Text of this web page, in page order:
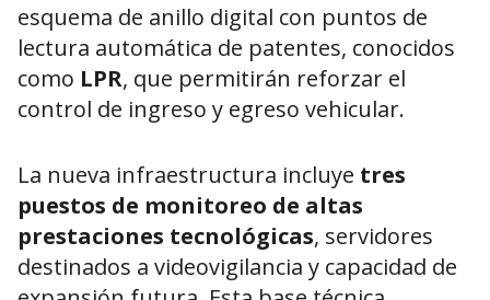
esquema de anillo digital con puntos de
lectura automática de patentes, conocidos
como LPR, que permitirán reforzar el
control de ingreso y egreso vehicular.
La nueva infraestructura incluye tres
puestos de monitoreo de altas
prestaciones tecnológicas, servidores
destinados a videovigilancia y capacidad de